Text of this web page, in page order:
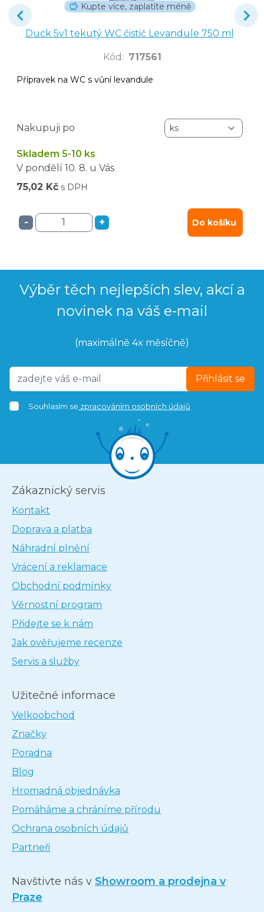
Kupte více, zaplatíte méně
Duck 5v1 tekutý WC čistič Levandule 750 ml
Kód : 717561
Přípravek na WC s vůní levandule
Nakupuji po
Skladem 5-10 ks
V pondělí 10. 8. u Vás
75,02 Kč s DPH
- + Do košíku
Výběr těch nejlepších slev, akcí a
novinek na váš e-mail
(maximálně 4x měsíčně)
Přihlásit se
Souhlasím se zpracováním osobních údajů
Zákaznický servis
Kontakt
Doprava a platba
Náhradní plnění
Vrácení a reklamace
Obchodní podmínky
Věrnostní program
Přidejte se k nám
Jak ověřujeme recenze
Servis a služby
Užitečné informace
Velkoobchod
Značky
Poradna
Blog
Hromadná objednávka
Pomáháme a chráníme přírodu
Ochrana osobních údajů
Partneři
Navštivte nás v Showroom a prodejna v
Praze